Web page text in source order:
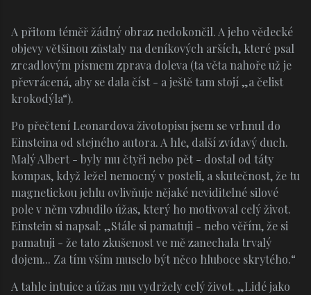
A přitom téměř žádný obraz nedokončil. A jeho vědecké
objevy většinou zůstaly na deníkových arších, které psal
zrcadlovým písmem zprava doleva (ta věta nahoře už je
převrácená, aby se dala číst - a ještě tam stojí „a čelist
krokodýla“).
Po přečtení Leonardova životopisu jsem se vrhnul do
Einsteina od stejného autora. A hle, další zvídavý duch.
Malý Albert - byly mu čtyři nebo pět - dostal od táty
kompas, když ležel nemocný v posteli, a skutečnost, že tu
magnetickou jehlu ovlivňuje nějaké neviditelné silové
pole v něm vzbudilo úžas, který ho motivoval celý život.
Einstein si napsal: „Stále si pamatuji - nebo věřím, že si
pamatuji - že tato zkušenost ve mě zanechala trvalý
dojem... Za tím vším muselo být něco hluboce skrytého.“
A tahle intuice a úžas mu vydržely celý život. „Lidé jako